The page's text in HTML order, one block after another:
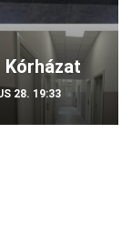
28. 19:33